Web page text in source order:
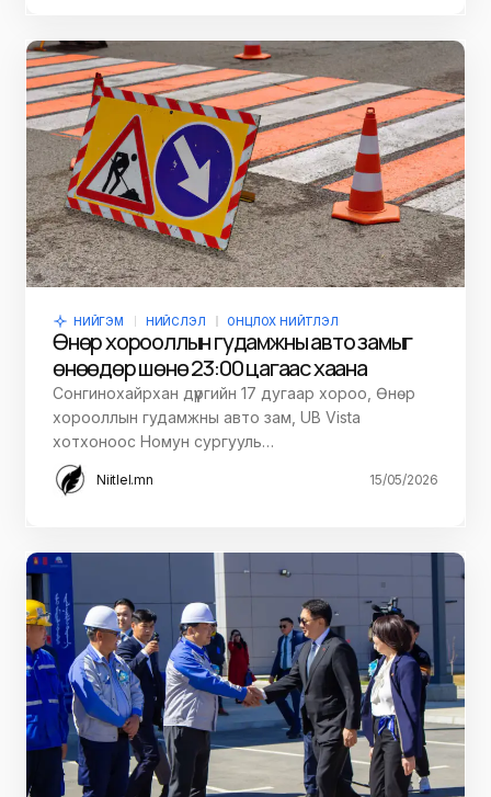
НИЙГЭМ НИЙСЛЭЛ ОНЦЛОХ НИЙТЛЭЛ
Өнөр хорооллын гудамжны авто замыг
өнөөдөр шөнө 23:00 цагаас хаана
Сонгинохайрхан дүүргийн 17 дугаар хороо, Өнөр
хорооллын гудамжны авто зам, UB Vista
хотхоноос Номун сургууль…
Niitlel.mn 15/05/2026